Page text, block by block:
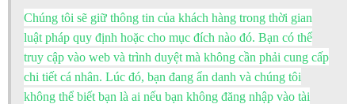
Chúng tôi sẽ giữ thông tin của khách hàng trong thời gian
luật pháp quy định hoặc cho mục đích nào đó. Bạn có thể
truy cập vào web và trình duyệt mà không cần phải cung cấp
chi tiết cá nhân. Lúc đó, bạn đang ẩn danh và chúng tôi
không thể biết bạn là ai nếu bạn không đăng nhập vào tài